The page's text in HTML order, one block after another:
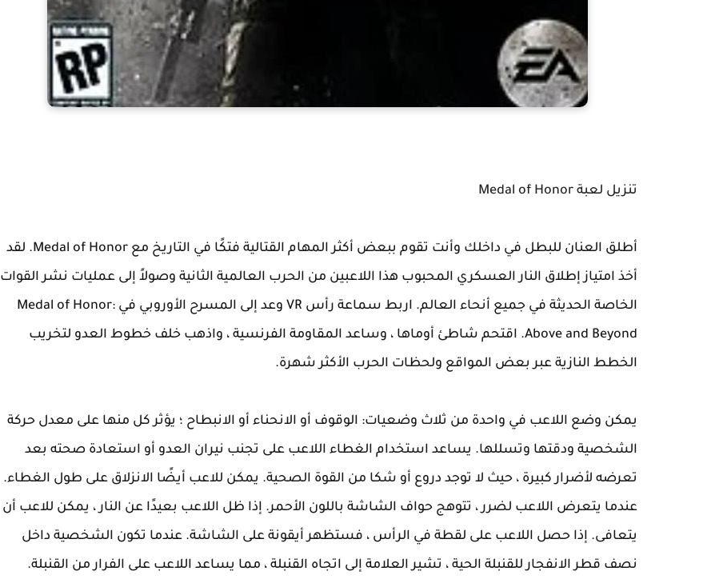
تنزيل لعبة Medal of Honor
أطلق العنان للبطل في داخلك وأنت تقوم ببعض أكثر المهام القتالية فتكًا في التاريخ مع Medal of Honor.
لقد
أخذ امتياز إطلاق النار العسكري المحبوب هذا اللاعبين من الحرب العالمية الثانية وصولاً إلى عمليات نشر القوات
الخاصة الحديثة في جميع أنحاء العالم.
اربط سماعة رأس VR وعد إلى المسرح الأوروبي في Medal of Honor:
Above and Beyond. اقتحم شاطئ أوماها ، وساعد المقاومة الفرنسية ، واذهب خلف خطوط العدو لتخريب
الخطط النازية عبر بعض المواقع ولحظات الحرب الأكثر شهرة.
يمكن وضع اللاعب في واحدة من ثلاث وضعيات: الوقوف أو الانحناء أو الانبطاح ؛ يؤثر كل منها على معدل حركة
الشخصية ودقتها وتسللها. يساعد استخدام الغطاء اللاعب على تجنب نيران العدو أو استعادة صحته بعد
تعرضه لأضرار كبيرة ، حيث لا توجد دروع أو شكا من القوة الصحية. يمكن للاعب أيضًا الانزلاق على طول الغطاء.
عندما يتعرض اللاعب لضرر ، تتوهج حواف الشاشة باللون الأحمر. إذا ظل اللاعب بعيدًا عن النار ، يمكن للاعب أن
يتعافى. إذا حصل اللاعب على لقطة في الرأس ، فستظهر أيقونة على الشاشة. عندما تكون الشخصية داخل
نصف قطر الانفجار للقنبلة الحية ، تشير العلامة إلى اتجاه القنبلة ، مما يساعد اللاعب على الفرار من القنبلة.